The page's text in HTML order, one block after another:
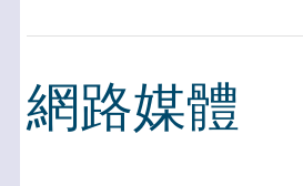
網路媒體